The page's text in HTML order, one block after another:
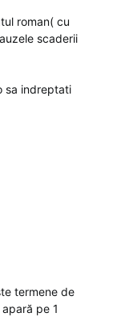
roman( cu
scaderii
sa indreptati
termene de
pe 1